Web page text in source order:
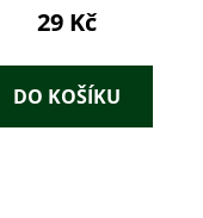
29 Kč
DO KOŠÍKU